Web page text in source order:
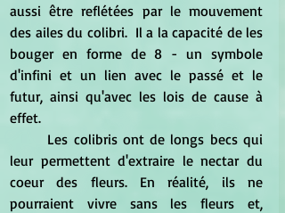
aussi être reflétées par le mouvement
des ailes du colibri.  Il a la capacité de les
bouger en forme de 8 - un symbole
d'infini et un lien avec le passé et le
futur, ainsi qu'avec les lois de cause à
effet.
leur permettent d'extraire le nectar du
coeur des fleurs. En réalité, ils ne
pourraient vivre sans les fleurs et,